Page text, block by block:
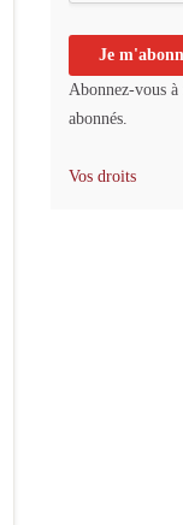
Abonnez-vous
abonnés.
Vos droits